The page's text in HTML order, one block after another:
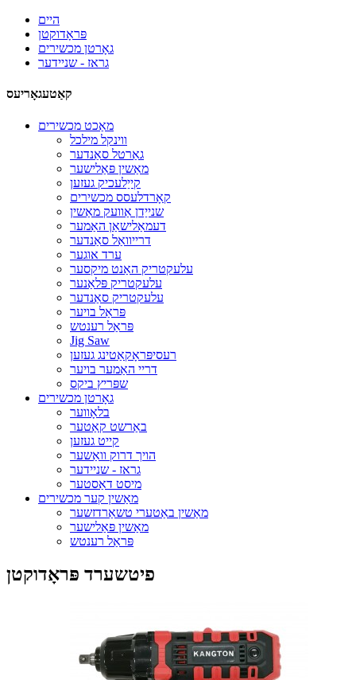
היים
פּראָדוקטן
גאָרטן מכשירים
גראז - שניידער
קאַטעגאָריעס
מאַכט מכשירים
ווינקל מילכל
גאַרטל סאַנדער
מאַשין פּאַלישער
קייַלעכיק געזען
קאָרדלעסס מכשירים
שנייַדן אַוועק מאַשין
דעמאַלישאַן האַמער
דרייוואַל סאַנדער
ערד אוגער
עלעקטריק האַנט מיקסער
עלעקטריק פּלאַנער
עלעקטריק סאַנדער
פּראַל בויער
פּראַל רענטש
Jig Saw
רעסיפּראָקאַטינג געזען
דריי האַמער בויער
שפּריץ ביקס
גאָרטן מכשירים
בלאָווער
באַרשט קאַטער
קייט געזען
הויך דרוק וואַשער
גראז - שניידער
מיסט דאַסטער
מאַשין קער מכשירים
מאַשין באַטערי טשאַרדזשער
מאַשין פּאַלישער
פּראַל רענטש
פיטשערד פּראָדוקטן